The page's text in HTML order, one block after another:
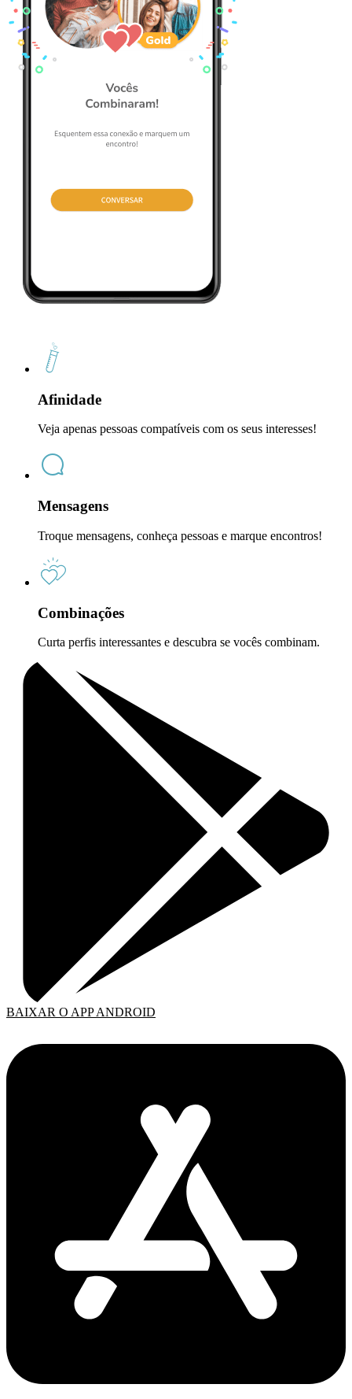
Afinidade
Veja apenas pessoas compatíveis com os seus interesses!
Mensagens
Troque mensagens, conheça pessoas e marque encontros!
Combinações
Curta perfis interessantes e descubra se vocês combinam.
BAIXAR O APP ANDROID